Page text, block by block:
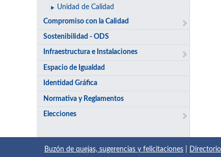
Unidad de Calidad
Compromiso con la Calidad
Sostenibilidad - ODS
Infraestructura e Instalaciones
Espacio de Igualdad
Identidad Gráfica
Normativa y Reglamentos
Elecciones
Buzón de quejas, sugerencias y felicitaciones